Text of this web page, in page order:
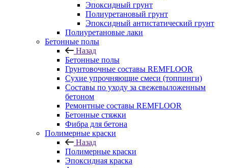
Эпоксидный грунт
Полиуретановый грунт
Эпоксидный антистатический грунт
Полиуретановые лаки
Бетонные полы
Назад
Бетонные полы
Грунтовочные составы REMFLOOR
Сухие упрочняющие смеси (топпинги)
Составы по уходу за свежевыложенным
бетоном
Ремонтные составы REMFLOOR
Бетонные стяжки
Фибра для бетона
Полимерные краски
Назад
Полимерные краски
Эпоксидная краска